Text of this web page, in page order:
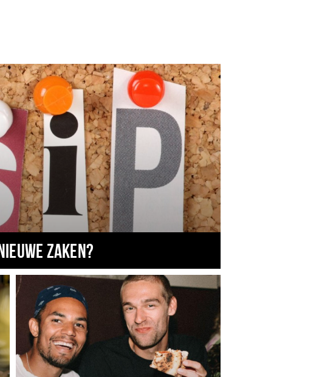
zaken?